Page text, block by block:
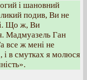
і шановний
подив, Ви не
Що ж, Ви
Мадмуазель Ган
все ж мені не
і в смутках я молюся